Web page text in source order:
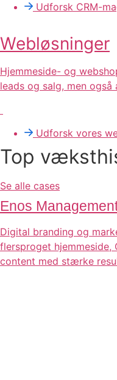
Udforsk CRM-
Webløsninger
Hjemmeside- og
leads og salg, men
Udforsk vores
Top
Se alle cases
Enos
Digital branding og
flersproget hjemmeside,
content med stærke